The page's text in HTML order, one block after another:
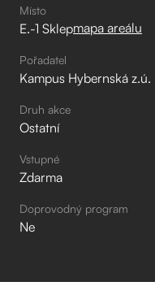
Místo
E.-1 Sklepmapa areálu
Pořadatel
Kampus Hybernská z.ú.
Druh akce
Ostatní
Vstupné
Zdarma
Doprovodný program
Ne